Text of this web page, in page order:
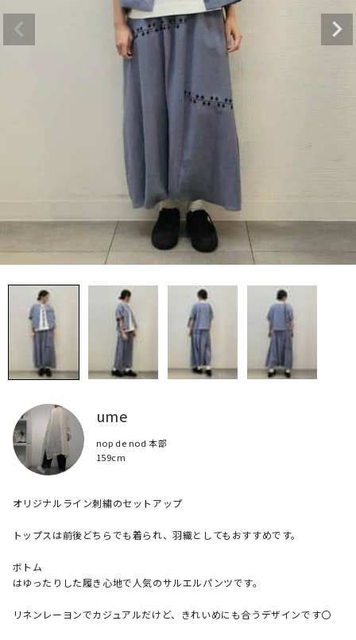
ume
nop de nod 本部
159cm
オリジナルライン刺繍のセットアップ
トップスは前後どちらでも着られ、羽織としてもおすすめです。
ボトム
はゆったりした履き心地で人気のサルエルパンツです。
リネンレーヨンでカジュアルだけど、きれいめにも合うデザインです〇